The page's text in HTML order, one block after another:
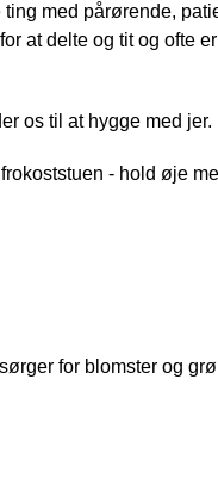
med pårørende,
at delte og tit og ofte
os til at hygge med jer.
- hold øje
for blomster og